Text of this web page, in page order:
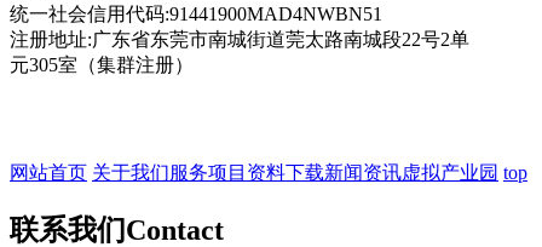
统一社会信用代码:91441900MAD4NWBN51
注册地址:广东省东莞市南城街道莞太路南城段22号2单
元305室（集群注册）
网站首页 关于我们服务项目 资料下载新闻资讯虚拟产业园 top
联系我们Contact